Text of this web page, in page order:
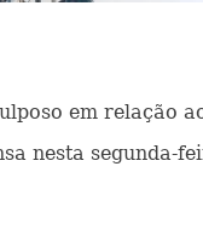
em relação
nesta segunda-